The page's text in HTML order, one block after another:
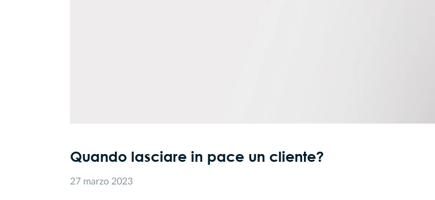
Quando lasciare in pace un cliente?
27 marzo 2023